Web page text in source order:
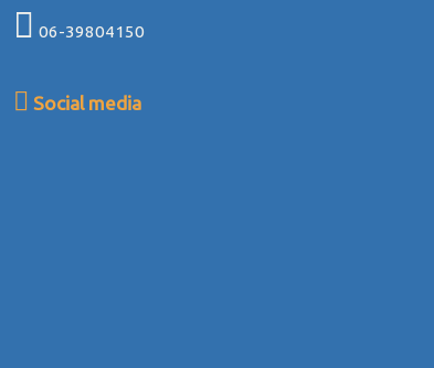
06-39804150
Social media